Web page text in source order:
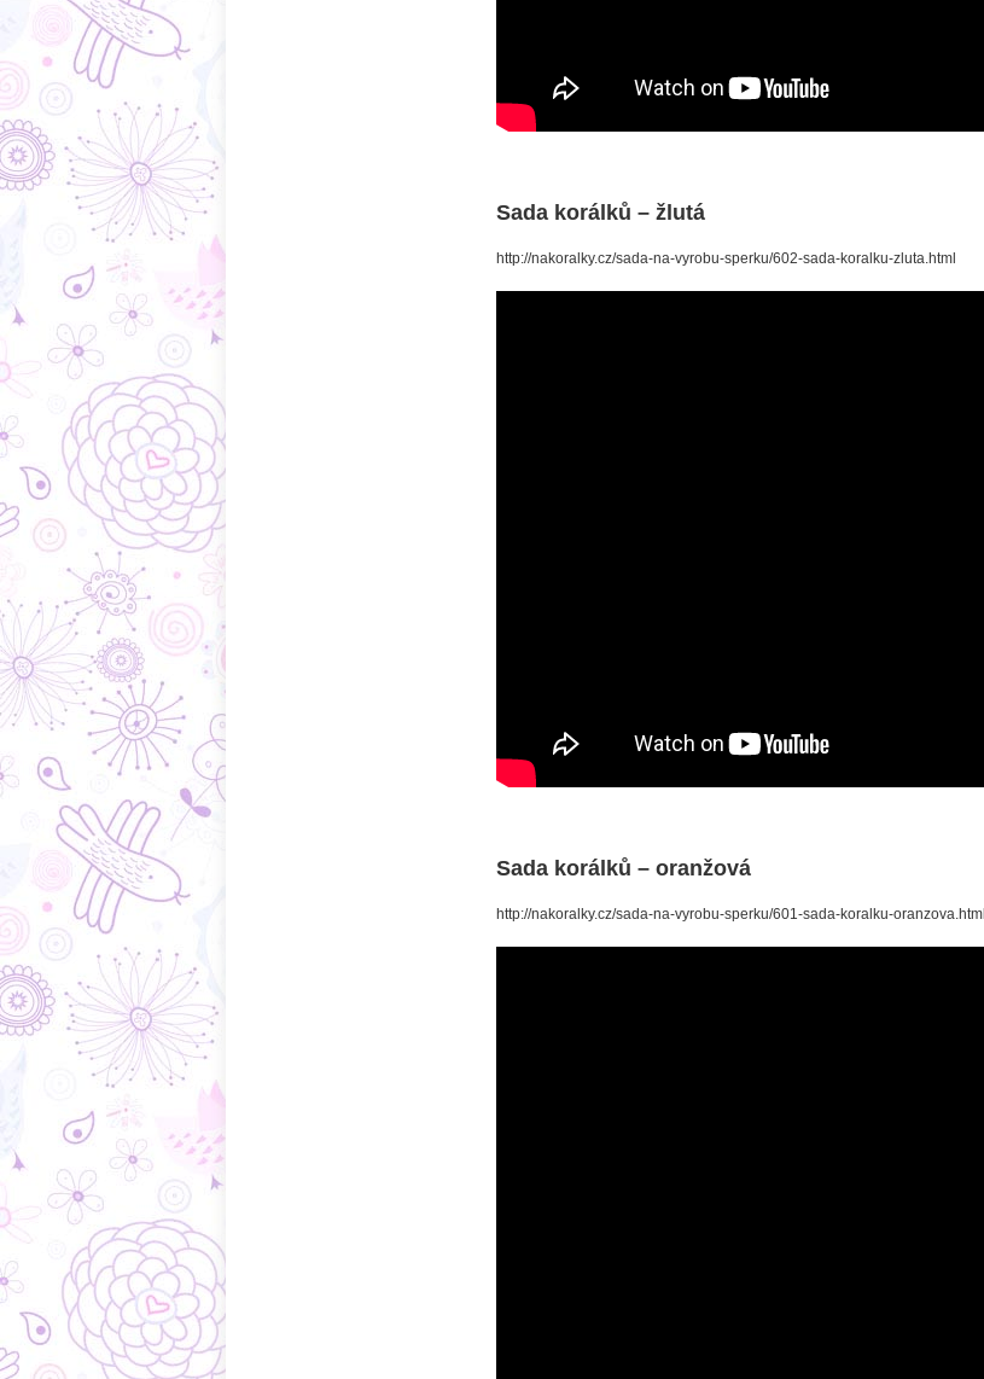
Sada korálků – žlutá
http://nakoralky.cz/sada-na-vyrobu-sperku/602-sada-koralku-zluta.html
Sada korálků – oranžová
http://nakoralky.cz/sada-na-vyrobu-sperku/601-sada-koralku-oranzova.html